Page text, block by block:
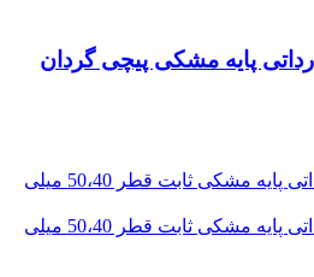
پایه مشکی پیچی گردان